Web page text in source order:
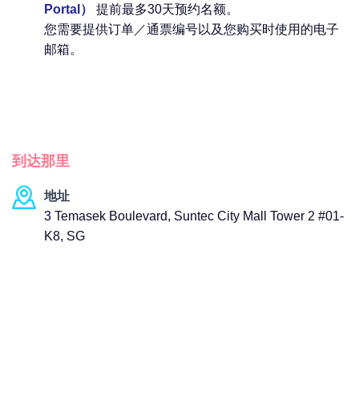
Portal）
提前最多30天预约名额。
您需要提供订单／通票编号以及您购买时使用的电子
邮箱。
到达那里
地址
3 Temasek Boulevard, Suntec City Mall Tower 2 #01-
K8, SG